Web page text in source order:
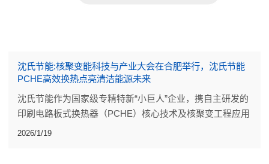
沈氏节能:核聚变能科技与产业大会在合肥举行，沈氏节能
PCHE高效换热点亮清洁能源未来
沈氏节能作为国家级专精特新“小巨人”企业，携自主研发的
印刷电路板式换热器（PCHE）核心技术及核聚变工程应用
成果参与本次大会。
2026/1/19